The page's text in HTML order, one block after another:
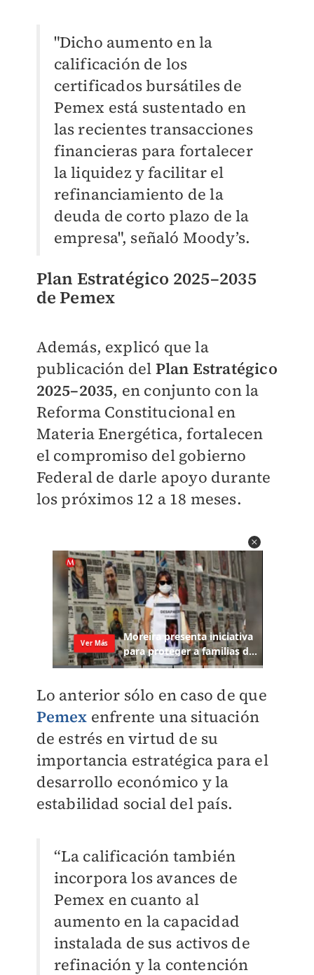
"Dicho aumento en la
calificación de los
certificados bursátiles de
Pemex está sustentado en
las recientes transacciones
financieras para fortalecer
la liquidez y facilitar el
refinanciamiento de la
deuda de corto plazo de la
empresa", señaló Moody’s.
Plan Estratégico 2025–2035
de Pemex
Además, explicó que la
publicación del Plan Estratégico
2025–2035, en conjunto con la
Reforma Constitucional en
Materia Energética, fortalecen
el compromiso del gobierno
Federal de darle apoyo durante
los próximos 12 a 18 meses.
Lo anterior sólo en caso de que
Pemex enfrente una situación
de estrés en virtud de su
importancia estratégica para el
desarrollo económico y la
estabilidad social del país.
“La calificación también
incorpora los avances de
Pemex en cuanto al
aumento en la capacidad
instalada de sus activos de
refinación y la contención